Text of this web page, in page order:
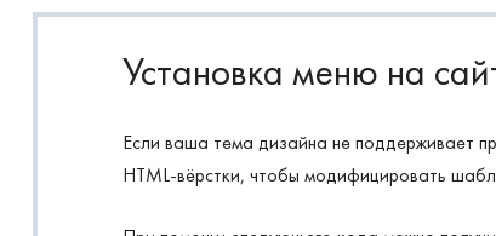
Установка меню на
Если ваша тема дизайна не поддерживает
HTML-вёрстки, чтобы модифицировать